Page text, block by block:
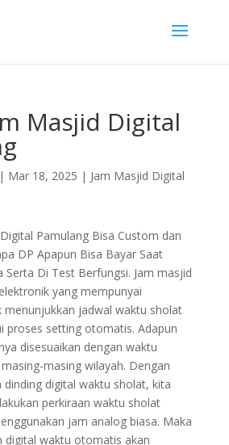
Masjid Digital
| Mar 18, 2025 | Jam Masjid Digital
Pamulang Bisa Custom dan
DP Apapun Bisa Bayar Saat
Serta Di Test Berfungsi. Jam masjid
yang mempunyai
menunjukkan jadwal waktu sholat
proses setting otomatis. Adapun
disesuaikan dengan waktu
masing wilayah. Dengan
digital waktu sholat, kita
perkiraan waktu sholat
jam analog biasa. Maka
digital waktu otomatis akan